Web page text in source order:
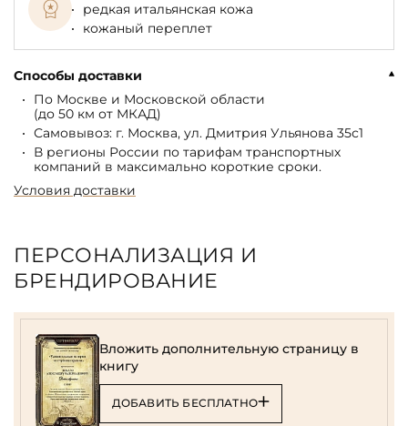
редкая итальянская кожа
кожаный переплет
Способы доставки
По Москве и Московской области
(до 50 км от МКАД)
Самовывоз: г. Москва, ул. Дмитрия Ульянова 35с1
В регионы России по тарифам транспортных
компаний в максимально короткие сроки.
Условия доставки
ПЕРСОНАЛИЗАЦИЯ И
БРЕНДИРОВАНИЕ
Вложить дополнительную страницу в
книгу
ДОБАВИТЬ БЕСПЛАТНО